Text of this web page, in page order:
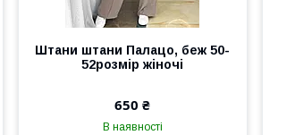
Штани штани Палацо, беж 50-
52розмір жіночі
650 ₴
В наявності